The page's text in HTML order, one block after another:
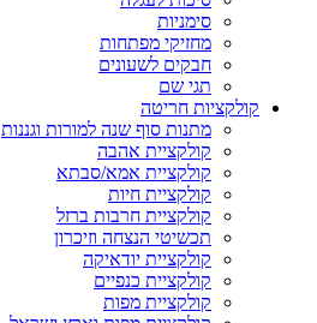
סימניות
מחזיקי מפתחות
חבקים לשעונים
תגי שם
קולקציות חריטה
מתנות סוף שנה למורות וגננות
קולקציית אהבה
קולקציית אמא/סבתא
קולקציית חיות
קולקציית חרבות ברזל
תכשיטי הנצחה וזיכרון
קולקציית יודאיקה
קולקציית כנפיים
קולקציית מפות